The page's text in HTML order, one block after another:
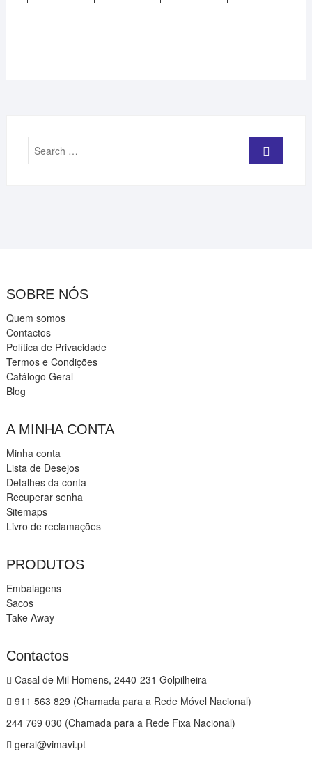
Search
SOBRE NÓS
Quem somos
Contactos
Política de Privacidade
Termos e Condições
Catálogo Geral
Blog
A MINHA CONTA
Minha conta
Lista de Desejos
Detalhes da conta
Recuperar senha
Sitemaps
Livro de reclamações
PRODUTOS
Embalagens
Sacos
Take Away
Contactos
Casal de Mil Homens, 2440-231 Golpilheira
911 563 829 (Chamada para a Rede Móvel Nacional)
244 769 030 (Chamada para a Rede Fixa Nacional)
geral@vimavi.pt